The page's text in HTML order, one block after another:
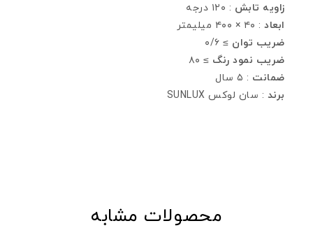
زاويه تابش : ۱۲۰ درجه
ابعاد : ۴۰ × ۴۰۰ ميليمتر
ضريب توان ≥ ۰/۶
ضريب نمود رنگ ≥ ۸۰
ضمانت : ٥ سال
برند : سان لوکس SUNLUX
محصولات مشابه